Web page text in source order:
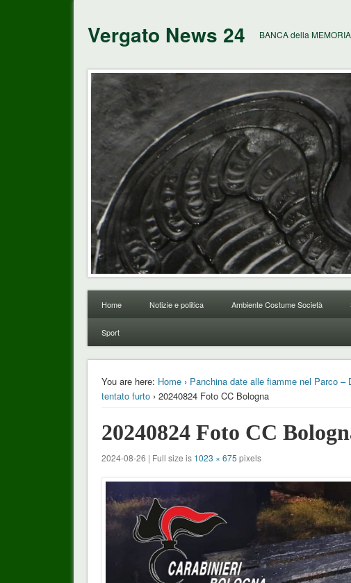
Vergato News 24 BANCA della
Home Notizie e politica Ambiente Costume Società
Sport
You are here: Home› Panchina date alle fiamme nel Parco
tentato furto› 20240824 Foto CC Bologna
20240824 Foto CC
2024-08-26 | Full size is 1023 × 675 pixels